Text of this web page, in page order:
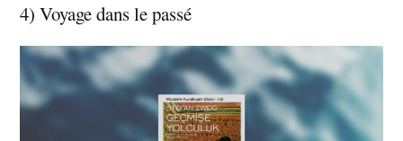
4) Voyage dans le passé